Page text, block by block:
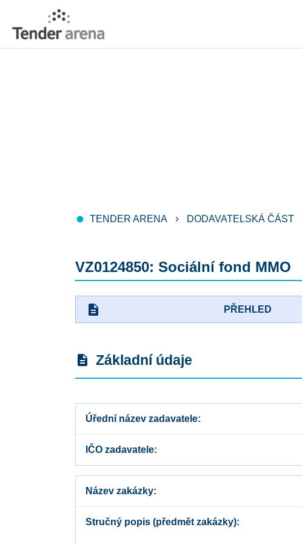
fiber_manual_record TENDER ARENA keyboard_arrow_right DODAVATELSKÁ ČÁST
VZ0124850: Sociální fond MMO
description PŘEHLED
description Základní údaje
Úřední název zadavatele
IČO zadavatele
Název zakázky
Stručný popis (předmět zakázky)